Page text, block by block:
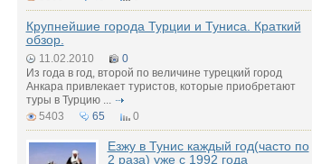
Крупнейшие города Турции и Туниса. Краткий
обзор.
11.02.2010
0
Из года в год, второй по величине турецкий город
Анкара привлекает туристов, которые приобретают
туры в Турцию ...
5403
65 0
Езжу в Тунис каждый год(часто по
2 раза) уже с 1992 года